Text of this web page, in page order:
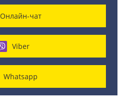
Онлайн-чат
Viber
Whatsapp